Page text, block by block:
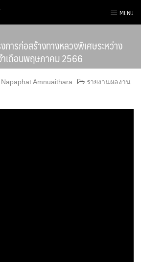
MENU
การก่อสร้างทางหลวงพิเศษระหว่าง
ำเดือนพฤษภาคม 2566
Napaphat Amnuaithara
รายงานผลงาน